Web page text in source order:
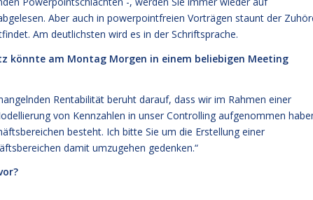
Aber auch in powerpointfreien Vorträgen staunt der
Am deutlichsten wird es in der Schriftsprache.
könnte am Montag Morgen in einem beliebigen Meeting
Rentabilität beruht darauf, dass wir im Rahmen einer
von Kennzahlen in unser Controlling aufgenommen
besteht. Ich bitte Sie um die Erstellung einer
damit umzugehen gedenken.“